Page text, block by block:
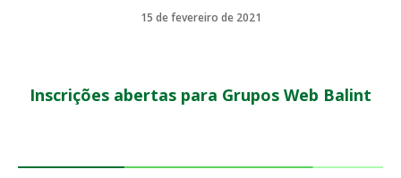
15 de fevereiro de 2021
Inscrições abertas para Grupos Web Balint